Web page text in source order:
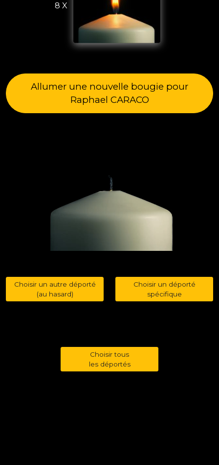
8 X
Allumer une nouvelle bougie pour
Raphael CARACO
Choisir un autre déporté
(au hasard)
Choisir un déporté
spécifique
Choisir tous
les déportés